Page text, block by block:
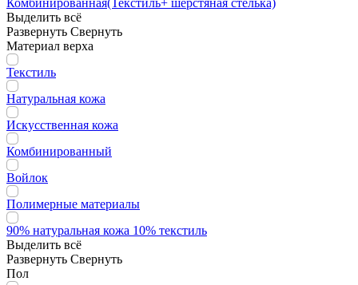
Комбинированная(Текстиль+ шерстяная стелька)
Выделить всё
Развернуть Свернуть
Материал верха
Текстиль
Натуральная кожа
Искусственная кожа
Комбинированный
Войлок
Полимерные материалы
90% натуральная кожа 10% текстиль
Выделить всё
Развернуть Свернуть
Пол